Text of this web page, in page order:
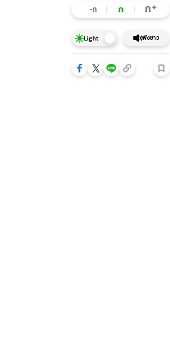
-ก ก ก+
Light ฟังข่าว